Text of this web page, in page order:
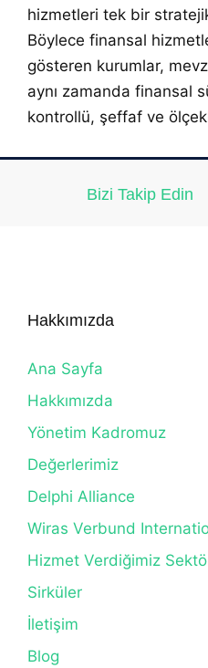
hizmetleri tek bir
Böylece finansal
gösteren kurumlar,
aynı zamanda finansal
kontrollü, şeffaf ve
Bizi Takip Edin
Hakkımızda
Ana Sayfa
Hakkımızda
Yönetim Kadromuz
Değerlerimiz
Delphi Alliance
Wiras Verbund
Hizmet Verdiğimiz
Sirküler
İletişim
Blog